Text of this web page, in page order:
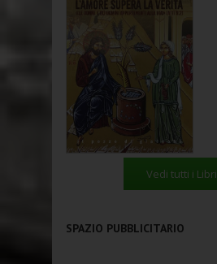
Vedi tutti i Libri
SPAZIO PUBBLICITARIO